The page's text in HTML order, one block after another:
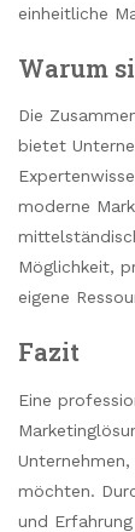
einheitliche
Warum
Die
bietet
moderne
Möglichkeit,
eigene
Fazit
Eine
möchten.
und